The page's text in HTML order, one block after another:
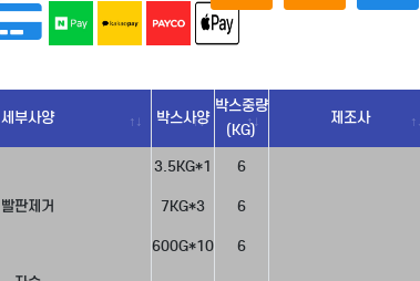
세부사양 박스사양
박스중량
(KG)
제조사
3.5KG*1 6
빨판제거 7KG*3 6
600G*10 6